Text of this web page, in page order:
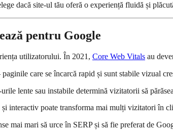
dacă site-ul tău oferă o experiență fluidă și
pentru Google
utilizatorului. În 2021, Core Web Vitals au
paginile care se încarcă rapid și sunt stabile vizual
lente sau instabile determină vizitatorii să
interactiv poate transforma mai mulți vizitatori în
mai mari să urce în SERP și să fie preferat de